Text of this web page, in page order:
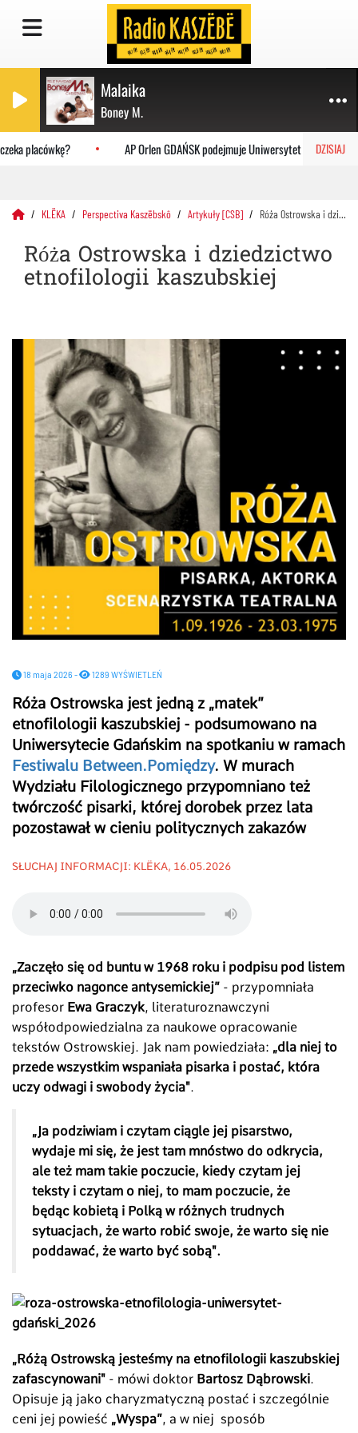
Malaika
Boney M.
DZISIAJ
placówkę? AP Orlen GDAŃSK podejmuje Uniwersytet Jagielloński
KLËKA Perspectiva Kaszëbskô Artykuły [CSB] Róża Ostrowska i dziedzictwo etnofilologii kaszubskiej
Róża Ostrowska i dziedzictwo
etnofilologii kaszubskiej
18 maja 2026 - 1289 WYŚWIETLEŃ
Róża Ostrowska jest jedną z „matek”
etnofilologii kaszubskiej - podsumowano na
Uniwersytecie Gdańskim na spotkaniu w ramach
Festiwalu Between.Pomiędzy. W murach
Wydziału Filologicznego przypomniano też
twórczość pisarki, której dorobek przez lata
pozostawał w cieniu politycznych zakazów
SŁUCHAJ INFORMACJI: KLËKA, 16.05.2026
„Zaczęło się od buntu w 1968 roku i podpisu pod listem
przeciwko nagonce antysemickiej” - przypomniała
profesor Ewa Graczyk, literaturoznawczyni
współodpowiedzialna za naukowe opracowanie
tekstów Ostrowskiej. Jak nam powiedziała: „dla niej to
przede wszystkim wspaniała pisarka i postać, która
uczy odwagi i swobody życia".
„Ja podziwiam i czytam ciągle jej pisarstwo,
wydaje mi się, że jest tam mnóstwo do odkrycia,
ale też mam takie poczucie, kiedy czytam jej
teksty i czytam o niej, to mam poczucie, że
będąc kobietą i Polką w różnych trudnych
sytuacjach, że warto robić swoje, że warto się nie
poddawać, że warto być sobą".
„Różą Ostrowską jesteśmy na etnofilologii kaszubskiej
zafascynowani" - mówi doktor Bartosz Dąbrowski.
Opisuje ją jako charyzmatyczną postać i szczególnie
ceni jej powieść „Wyspa”, a w niej sposób